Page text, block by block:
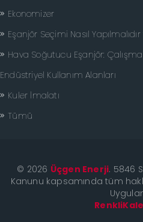
Ekonomizer
Eşanjör Seçimi Nasıl Yapılmalıdır
Hava Soğutucu Eşanjör:
Endüstriyel Kullanım Alanları
Kuler İmalatı
Tümü
© 2026 Üçgen Enerji. 5846
Kanunu kapsamında tüm
çorlu web